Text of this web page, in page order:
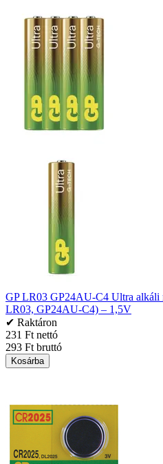
GP LR03 GP24AU-C4 Ultra alkáli
LR03, GP24AU-C4) – 1,5V
✔ Raktáron
231 Ft nettó
293 Ft bruttó
Kosárba